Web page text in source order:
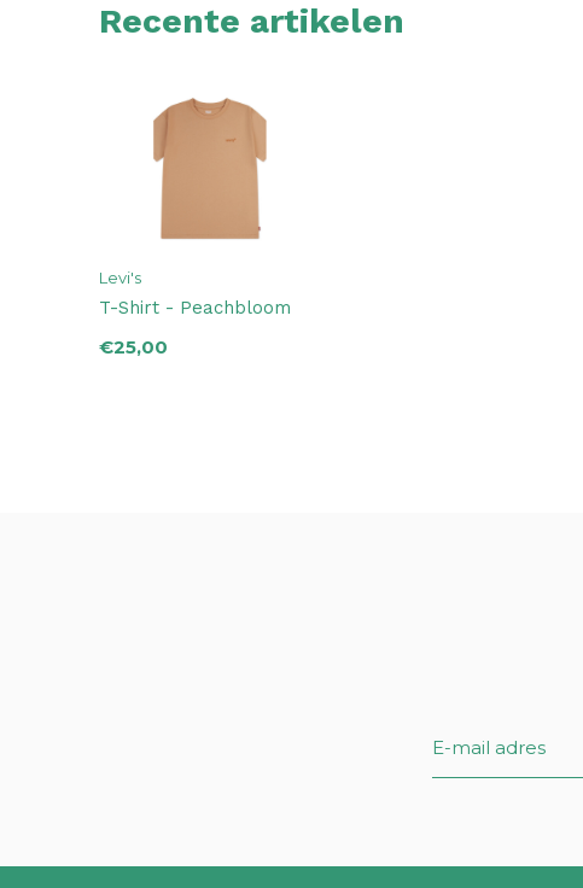
Recente artikelen
Levi's
T-Shirt - Peachbloom
€25,00